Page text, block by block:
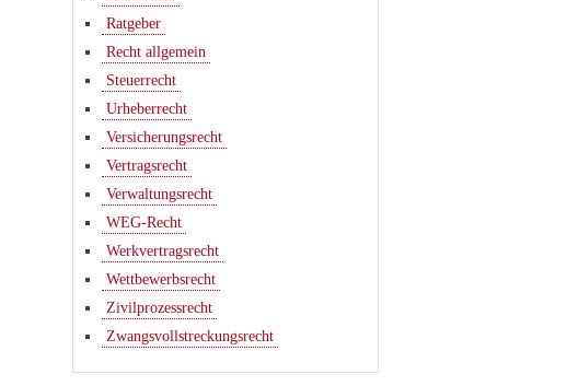
Ratgeber
Recht allgemein
Steuerrecht
Urheberrecht
Versicherungsrecht
Vertragsrecht
Verwaltungsrecht
WEG-Recht
Werkvertragsrecht
Wettbewerbsrecht
Zivilprozessrecht
Zwangsvollstreckungsrecht